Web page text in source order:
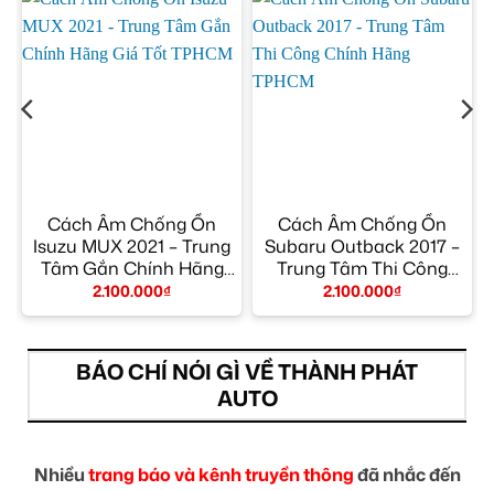
Cách Âm Chống Ồn
Isuzu MUX 2021 – Trung
Tâm Gắn Chính Hãng
Giá Tốt TPHCM
2.100.000₫
Cách Âm Chống Ồn
Subaru Outback 2017 –
Trung Tâm Thi Công
Chính Hãng TPHCM
2.100.000₫
BÁO CHÍ NÓI GÌ VỀ THÀNH PHÁT
AUTO
Nhiềutrang báo và kênh truyền thôngđã nhắc đến